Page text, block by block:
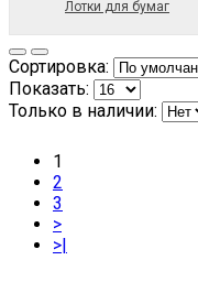
Лотки для бумаг
Сортировка:
Показать:
Только в наличии:
1
2
3
>
>|